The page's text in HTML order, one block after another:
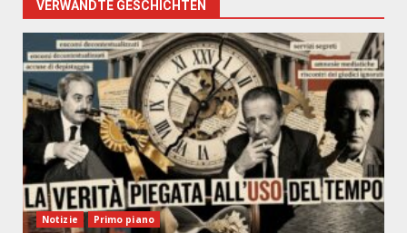
VERWANDTE GESCHICHTEN
Notizie Primo piano